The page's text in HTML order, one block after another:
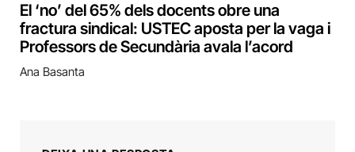
El ‘no’ del 65% dels docents obre una
fractura sindical: USTEC aposta per la vaga i
Professors de Secundària avala l’acord
Ana Basanta